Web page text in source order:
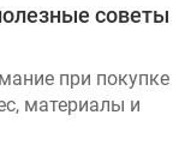
советы
при покупке
материалы и